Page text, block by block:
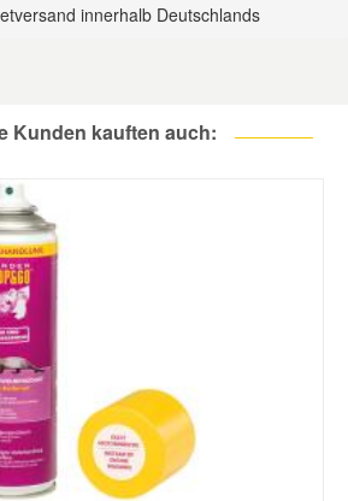
innerhalb Deutschlands
Kunden kauften auch: